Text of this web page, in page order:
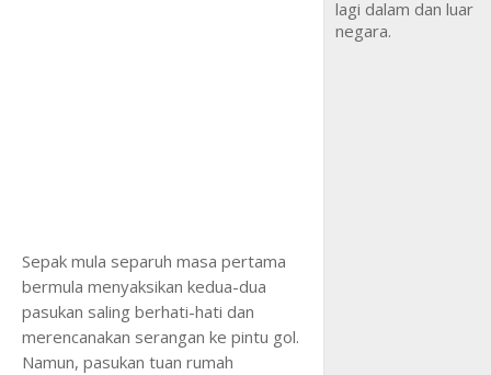
Sepak mula separuh masa pertama
bermula menyaksikan kedua-dua
pasukan saling berhati-hati dan
merencanakan serangan ke pintu gol.
Namun, pasukan tuan rumah
lagi dalam dan luar
negara.